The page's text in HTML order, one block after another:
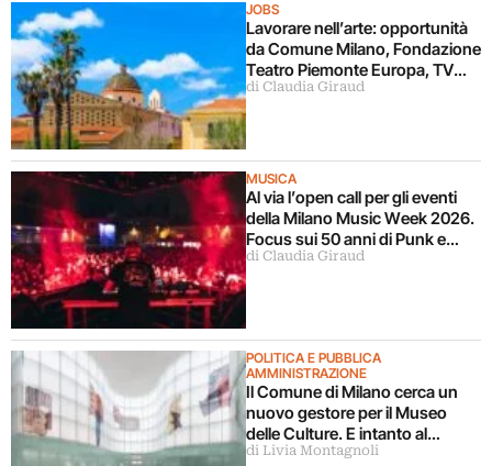
JOBS
Lavorare nell’arte: opportunità
da Comune Milano, Fondazione
Teatro Piemonte Europa, TV
Sorrisi&Canzoni, Fondazione
di Claudia Giraud
MUSICA
Al via l’open call per gli eventi
della Milano Music Week 2026.
Focus sui 50 anni di Punk e
Disco
di Claudia Giraud
POLITICA E PUBBLICA
AMMINISTRAZIONE
Il Comune di Milano cerca un
nuovo gestore per il Museo
delle Culture. E intanto al
MUDEC raddoppiano gli spazi
di Livia Montagnoli